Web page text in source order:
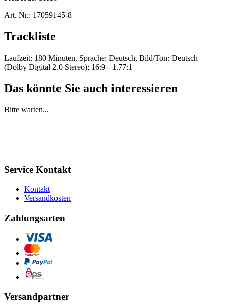
Art. Nr.: 17059145-8
Trackliste
Laufzeit: 180 Minuten, Sprache: Deutsch, Bild/Ton: Deutsch
(Dolby Digital 2.0 Stereo); 16:9 - 1.77:1
Das könnte Sie auch interessieren
Bitte warten...
Service Kontakt
Kontakt
Versandkosten
Zahlungsarten
Versandpartner